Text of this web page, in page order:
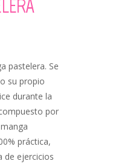
pastelera. Se
su propio
durante la
por
práctica,
de ejercicios